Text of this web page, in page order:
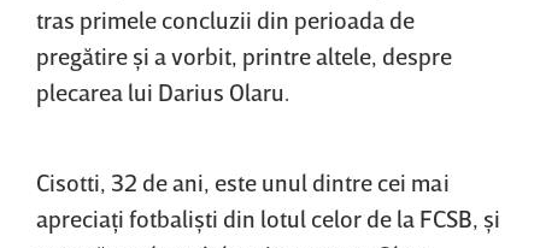
tras primele concluzii din perioada de
pregătire şi a vorbit, printre altele, despre
plecarea lui Darius Olaru.
Cisotti, 32 de ani, este unul dintre cei mai
apreciaţi fotbalişti din lotul celor de la FCSB, şi